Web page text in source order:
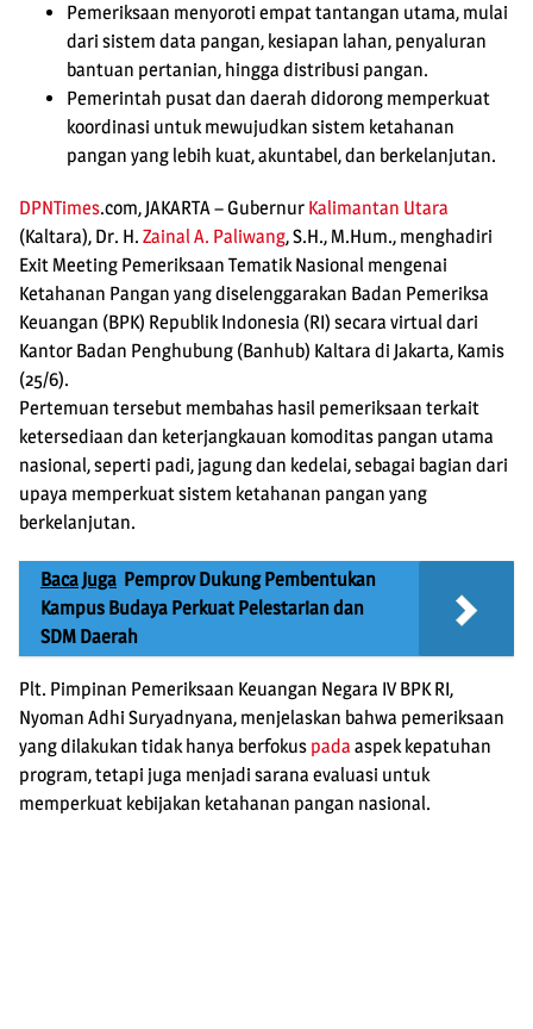
Pemeriksaan menyoroti empat tantangan utama, mulai
dari sistem data pangan, kesiapan lahan, penyaluran
bantuan pertanian, hingga distribusi pangan.
Pemerintah pusat dan daerah didorong memperkuat
koordinasi untuk mewujudkan sistem ketahanan
pangan yang lebih kuat, akuntabel, dan berkelanjutan.
DPNTimes.com, JAKARTA– Gubernur Kalimantan Utara
(Kaltara), Dr. H. Zainal A. Paliwang, S.H., M.Hum., menghadiri
Exit Meeting Pemeriksaan Tematik Nasional mengenai
Ketahanan Pangan yang diselenggarakan Badan Pemeriksa
Keuangan (BPK) Republik Indonesia (RI) secara virtual dari
Kantor Badan Penghubung (Banhub) Kaltara di Jakarta, Kamis
(25/6).
Pertemuan tersebut membahas hasil pemeriksaan terkait
ketersediaan dan keterjangkauan komoditas pangan utama
nasional, seperti padi, jagung dan kedelai, sebagai bagian dari
upaya memperkuat sistem ketahanan pangan yang
berkelanjutan.
Baca Juga Pemprov Dukung Pembentukan
Kampus Budaya Perkuat Pelestarian dan
SDM Daerah
Plt. Pimpinan Pemeriksaan Keuangan Negara IV BPK RI,
Nyoman Adhi Suryadnyana, menjelaskan bahwa pemeriksaan
yang dilakukan tidak hanya berfokus pada aspek kepatuhan
program, tetapi juga menjadi sarana evaluasi untuk
memperkuat kebijakan ketahanan pangan nasional.